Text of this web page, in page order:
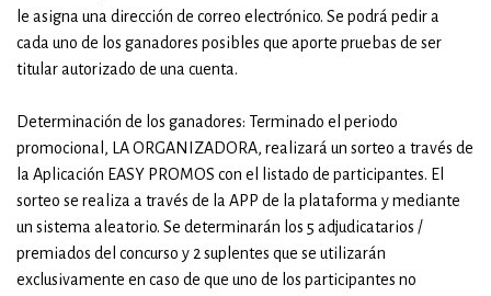
le asigna una dirección de correo electrónico. Se podrá pedir a
cada uno de los ganadores posibles que aporte pruebas de ser
titular autorizado de una cuenta.
Determinación de los ganadores: Terminado el periodo
promocional, LA ORGANIZADORA, realizará un sorteo a través de
la Aplicación EASY PROMOS con el listado de participantes. El
sorteo se realiza a través de la APP de la plataforma y mediante
un sistema aleatorio. Se determinarán los 5 adjudicatarios /
premiados del concurso y 2 suplentes que se utilizarán
exclusivamente en caso de que uno de los participantes no